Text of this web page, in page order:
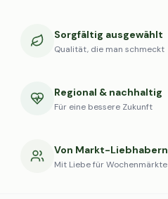
Sorgfältig ausgewählt
Qualität, die man schmeckt
Regional & nachhaltig
Für eine bessere Zukunft
Von Markt-Liebhabern
Mit Liebe für Wochenmärkte